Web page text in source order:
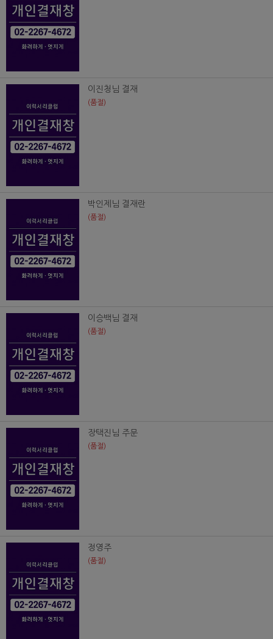
이진청님 결재
(품절)
박인제님 결재란
(품절)
이승백님 결재
(품절)
장택진님 주문
(품절)
정영주
(품절)